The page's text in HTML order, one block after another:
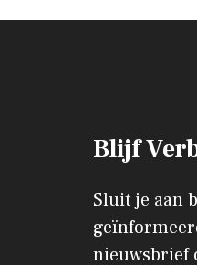
Blijf
Sluit je aan
nieuwsbrief